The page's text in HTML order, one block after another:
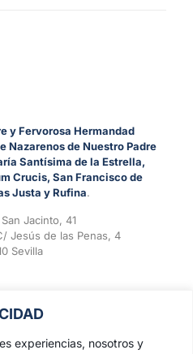
experiencias, nosotros y
y Fervorosa Hermandad
Nazarenos de Nuestro Padre
Santísima de la Estrella,
Crucis, San Francisco de
Justa y Rufina.
Jacinto, 41
Jesús de las Penas, 4
Sevilla